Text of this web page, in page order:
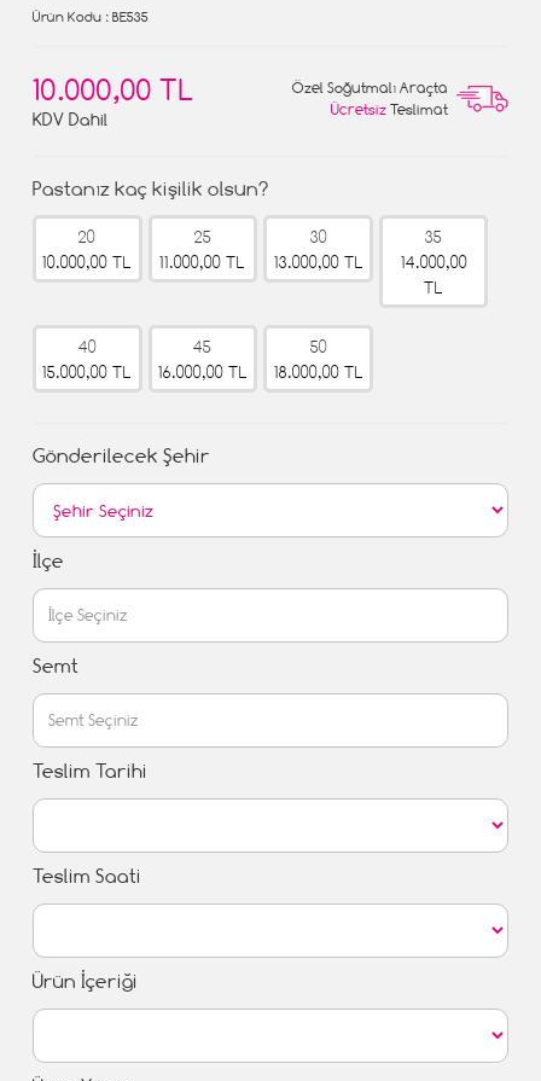
Ürün Kodu : BE535
10.000,00 TL
KDV Dahil
Özel Soğutmalı Araçta
Ücretsiz Teslimat
Pastanız kaç kişilik olsun?
20
10.000,00 TL
25
11.000,00 TL
30
13.000,00 TL
35
14.000,00
TL
40
15.000,00 TL
45
16.000,00 TL
50
18.000,00 TL
Gönderilecek Şehir
İlçe
Semt
Teslim Tarihi
Teslim Saati
Ürün İçeriği